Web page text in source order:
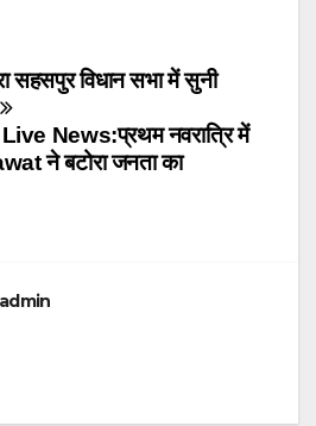
सहसपुर विधान सभा में सुनी
News:प्रथम नवरात्रि में
ने बटोरा जनता का
admin